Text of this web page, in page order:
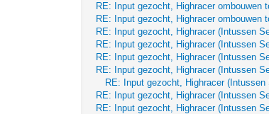
RE: Input gezocht, Highracer ombouwen
RE: Input gezocht, Highracer ombouwen
RE: Input gezocht, Highracer (Intussen
RE: Input gezocht, Highracer (Intussen
RE: Input gezocht, Highracer (Intussen
RE: Input gezocht, Highracer (Intussen
RE: Input gezocht, Highracer
RE: Input gezocht, Highracer (Intussen
RE: Input gezocht, Highracer (Intussen